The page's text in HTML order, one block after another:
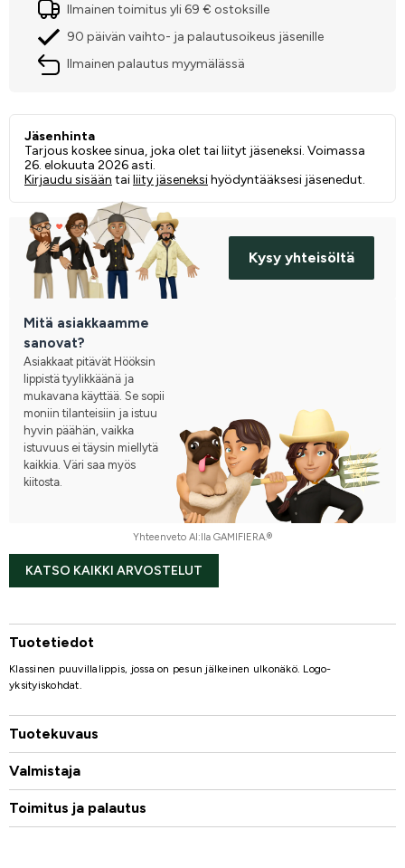
Ilmainen toimitus yli 69 € ostoksille
90 päivän vaihto- ja palautusoikeus jäsenille
Ilmainen palautus myymälässä
Jäsenhinta
Tarjous koskee sinua, joka olet tai liityt jäseneksi. Voimassa
26. elokuuta 2026 asti.
Kirjaudu sisään tailiity jäseneksihyödyntääksesi jäsenedut.
Kysy yhteisöltä
Mitä asiakkaamme
sanovat?
Asiakkaat pitävät Hööksin
lippistä tyylikkäänä ja
mukavana käyttää. Se sopii
moniin tilanteisiin ja istuu
hyvin päähän, vaikka
istuvuus ei täysin miellytä
kaikkia. Väri saa myös
kiitosta.
Yhteenveto AI:lla GAMIFIERA.®
KATSO KAIKKI ARVOSTELUT
Tuotetiedot
Klassinen puuvillalippis, jossa on pesun jälkeinen ulkonäkö. Logo-
yksityiskohdat.
Tuotekuvaus
Valmistaja
Toimitus ja palautus